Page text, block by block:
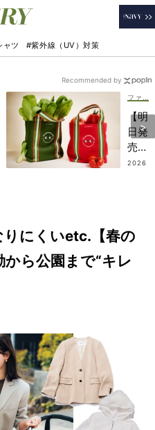
ャツ #紫外線（UV）対策
【明
日発
売】
アニ
チの
ト！
2026
Recommended by
にくいetc.【春の
ら公園まで“キレ